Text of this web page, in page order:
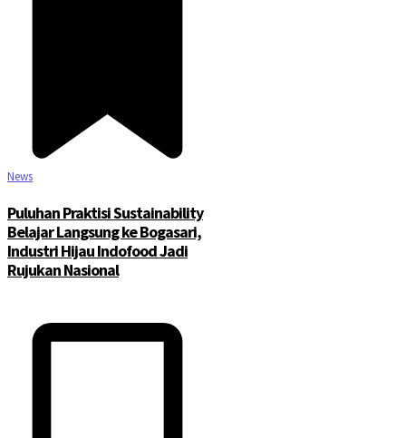
News
Puluhan Praktisi Sustainability
Belajar Langsung ke Bogasari,
Industri Hijau Indofood Jadi
Rujukan Nasional